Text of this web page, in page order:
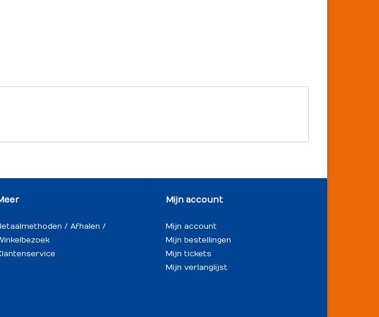
/ Afhalen /
Mijn account
Mijn account
Mijn bestellingen
Mijn tickets
Mijn verlanglijst